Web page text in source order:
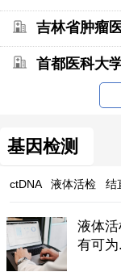
吉林省肿瘤
首都医科大
基因检测
ctDNA 液体活检 结
液体
有可